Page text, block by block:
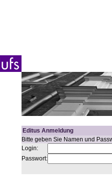
Editus Anmeldung
Bitte geben Sie Namen und
Login:
Passwort: